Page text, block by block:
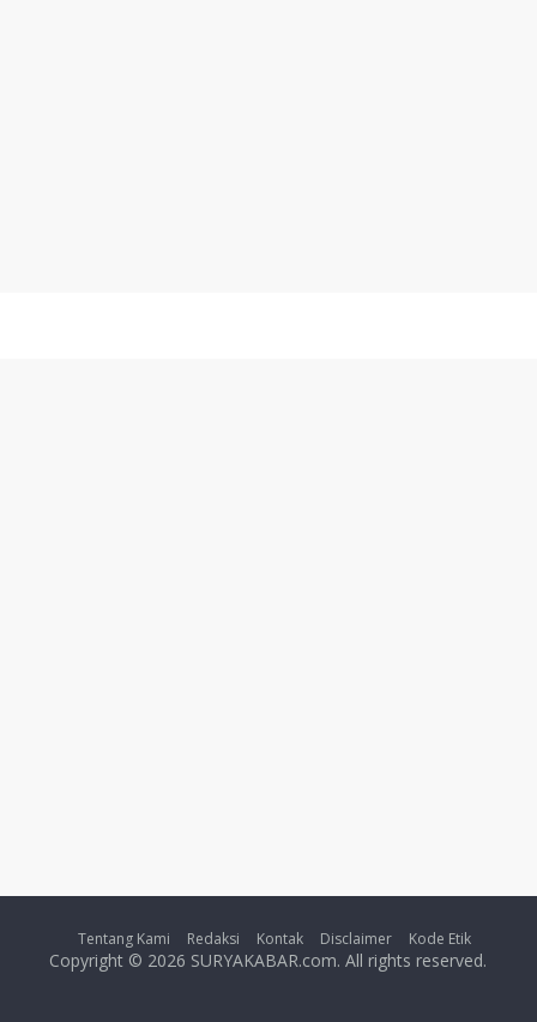
Tentang Kami Redaksi Kontak Disclaimer Kode Etik
Copyright © 2026 SURYAKABAR.com. All rights reserved.